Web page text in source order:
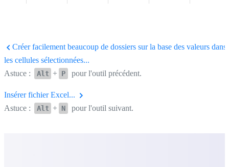
Créer facilement beaucoup de dossiers sur la base des valeurs dans
les cellules sélectionnées...
Astuce :
Alt + P pour l'outil précédent.
Insérer fichier Excel...
Astuce :
Alt + N pour l'outil suivant.